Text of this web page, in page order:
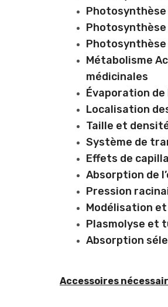
Photosynthèse
Métabolisme
médicinales
Évaporation de
Localisation
Taille et
Système de
Effets de
Absorption de
Pression
Modélisation et
Plasmolyse et
Absorption
Accessoires